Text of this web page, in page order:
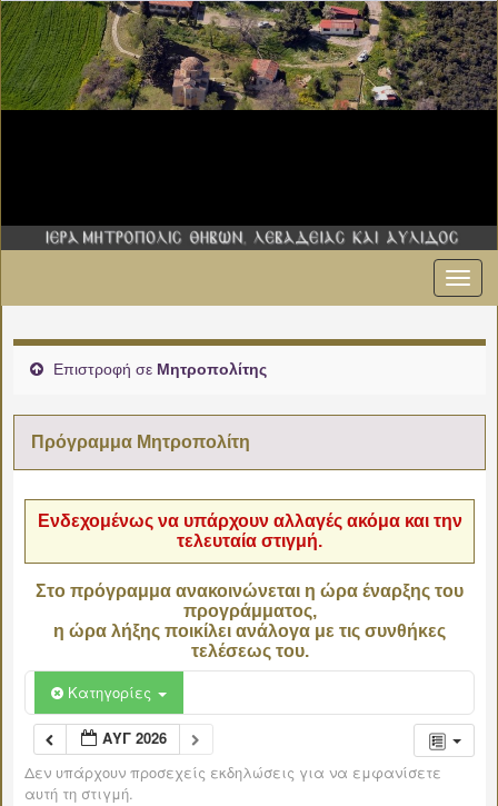
Επιστροφή σε Μητροπολίτης
Πρόγραμμα Μητροπολίτη
Ενδεχομένως να υπάρχουν αλλαγές ακόμα και την
τελευταία στιγμή.
Στο πρόγραμμα ανακοινώνεται η ώρα έναρξης του
προγράμματος,
η ώρα λήξης ποικίλει ανάλογα με τις συνθήκες
τελέσεως του.
Κατηγορίες
ΑΥΓ 2026
Δεν υπάρχουν προσεχείς εκδηλώσεις για να εμφανίσετε
αυτή τη στιγμή.